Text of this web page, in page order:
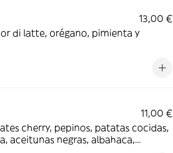
13,00 €
di latte, orégano, pimienta y
11,00 €
cherry, pepinos, patatas cocidas,
aceitunas negras, albahaca,